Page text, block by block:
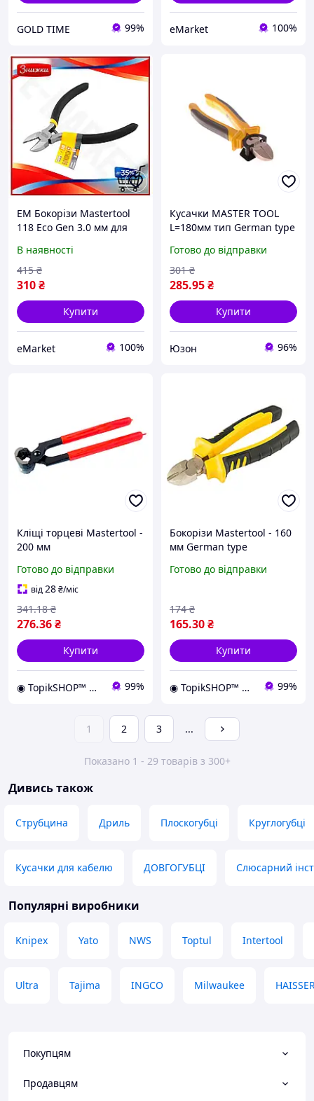
GOLD TIME 99% eMarket 100%
EM Бокорізи Mastertool
118 Eco Gen 3.0 мм для
термопластичними
ручками та загострени
MAR_K
В наявності
310₴
415 ₴
Купити
eMarket 100%
Кусачки MASTER TOOL
L=180мм тип German type
Готово до відправки
285.95₴
301 ₴
Купити
Юзон 96%
Кліщі торцеві Mastertool -
200 мм
Готово до відправки
від28₴/міс
276.36₴
341.18 ₴
Купити
◉ TopikSHOP™ ◉ - онлайн магазин корисних товарів для дому, дачі, саду, майстерні та гаражу 99%
Бокорізи Mastertool - 160
мм German type
Готово до відправки
165.30₴
174 ₴
Купити
◉ TopikSHOP™ ◉ - онлайн магазин корисних товарів для дому, дачі, саду, майстерні та гаражу 99%
1 2 3 ...
Показано 1 - 29 товарів з 300+
Дивись також
Струбцина Дриль Плоскогубці Круглогубці
Кусачки для кабелю ДОВГОГУБЦІ Слюсарний
Популярні виробники
Knipex Yato NWS Toptul Intertool
Ultra Tajima INGCO Milwaukee
Покупцям
Продавцям